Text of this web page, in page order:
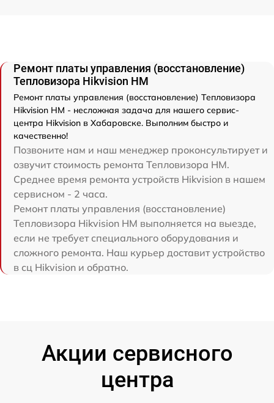
Ремонт платы управления (восстановление)
Тепловизора Hikvision HM
Ремонт платы управления (восстановление) Тепловизора
Hikvision HM - несложная задача для нашего сервис-
центра Hikvision в Хабаровске. Выполним быстро и
качественно!
Позвоните нам и наш менеджер проконсультирует и
озвучит стоимость ремонта Тепловизора HM.
Среднее время ремонта устройств Hikvision в нашем
сервисном - 2 часа.
Ремонт платы управления (восстановление)
Тепловизора Hikvision HM выполняется на выезде,
если не требует специального оборудования и
сложного ремонта. Наш курьер доставит устройство
в сц Hikvision и обратно.
Акции сервисного
центра